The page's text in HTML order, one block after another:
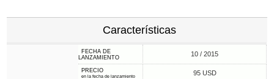
Características
FECHA DE
LANZAMIENTO
10 / 2015
PRECIO
en la fecha de lanzamiento 95 USD